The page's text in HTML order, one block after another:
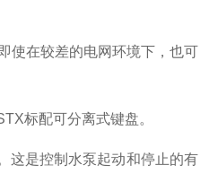
在较差的电网环境下，也可
标配可分离式键盘。
是控制水泵起动和停止的有